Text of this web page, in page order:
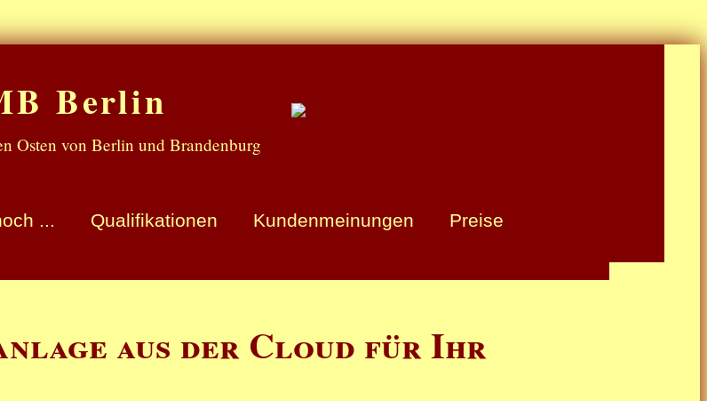
Berlin
Osten von Berlin und Brandenburg
... Qualifikationen Kundenmeinungen
Preise
aus der Cloud für Ihr